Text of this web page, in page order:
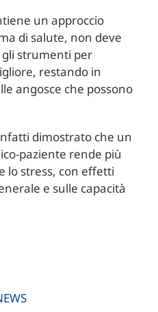
un approccio
di salute, non deve
strumenti per
restando in
angosce che possono
dimostrato che un
paziente rende più
lo stress, con effetti
e sulle capacità